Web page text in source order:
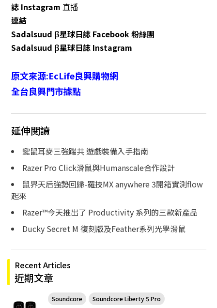
誌 Instagram 直播
連結
Sadalsuud β星球日誌 Facebook 粉絲團
Sadalsuud β星球日誌 Instagram
原文來源:EcLife良興購物網
全台良興門市據點
延伸閱讀
鍵鼠耳麥三強踹共 遊戲裝備入手指南
Razer Pro Click滑鼠與Humanscale合作設計
鼠界天后強勢回歸-羅技MX anywhere 3開箱實測flow
起來
Razer™今天推出了 Productivity 系列的三款新產品
Ducky Secret M 復刻版及Feather系列光學滑鼠
Recent Articles
近期文章
Soundcore Soundcore Liberty 5 Pro